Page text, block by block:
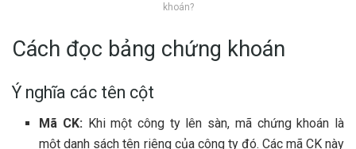
khoán?
Cách đọc bảng chứng khoán
Ý nghĩa các tên cột
Mã CK: Khi một công ty lên sàn, mã chứng khoán là
một danh sách tên riêng của công ty đó. Các mã CK này